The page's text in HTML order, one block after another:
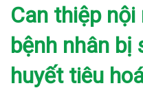
Can thiệp
bệnh nhân bị
huyết tiêu